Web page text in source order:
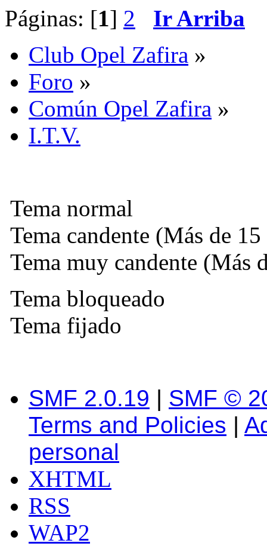
Páginas: [1] 2
Ir Arriba
Club Opel Zafira »
Foro »
Común Opel Zafira »
I.T.V.
Tema normal
Tema candente (Más de 15
Tema muy candente (Más
Tema bloqueado
Tema fijado
SMF 2.0.19 | SMF ©
Terms and Policies |
personal
XHTML
RSS
WAP2